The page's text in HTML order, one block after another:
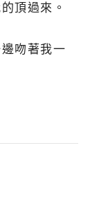
頂過來。
吻著我一